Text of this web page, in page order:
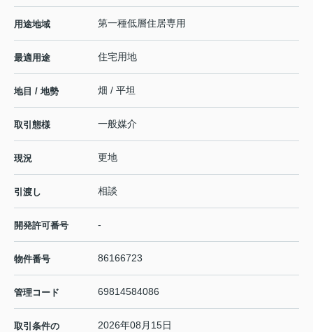
用途地域 第一種低層住居専用
最適用途 住宅用地
地目 / 地勢 畑 / 平坦
取引態様 一般媒介
現況 更地
引渡し 相談
開発許可番号 -
物件番号 86166723
管理コード 69814584086
取引条件の
2026年08月15日